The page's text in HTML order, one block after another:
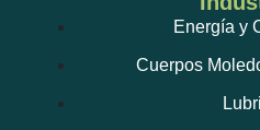
Energía y
Cuerpos